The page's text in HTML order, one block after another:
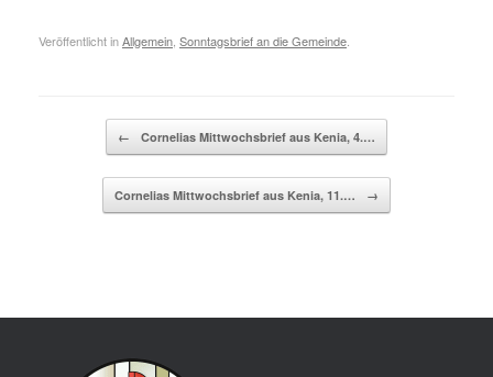
Veröffentlicht inAllgemein Sonntagsbrief an die Gemeinde
Beitragsnavigation
← Cornelias Mittwochsbrief aus Kenia, 4.…
Cornelias Mittwochsbrief aus Kenia, 11.… →